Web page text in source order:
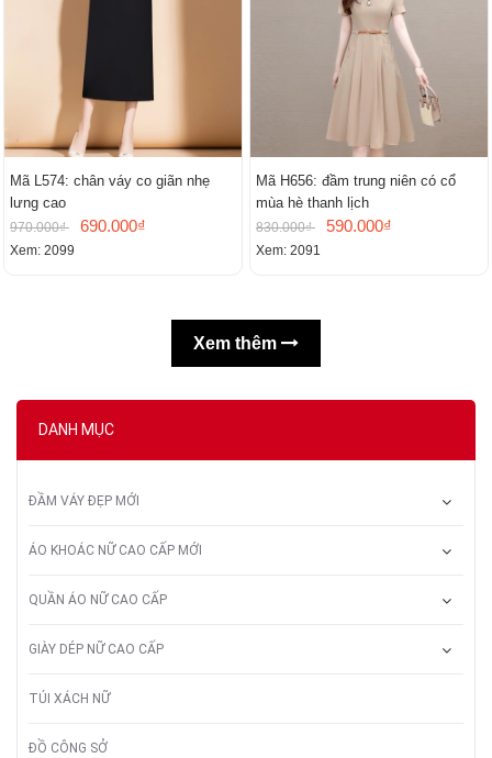
DANH MỤC
ĐẦM VÁY ĐẸP MỚI
ÁO KHOÁC NỮ CAO CẤP MỚI
QUẦN ÁO NỮ CAO CẤP
GIÀY DÉP NỮ CAO CẤP
TÚI XÁCH NỮ
ĐỒ CÔNG SỞ
Mã L574: chân váy co giãn nhẹ
lưng cao
970.000₫ 690.000₫
Xem: 2099
Mã H656: đầm trung niên có cổ
mùa hè thanh lịch
830.000₫ 590.000₫
Xem: 2091
Xem thêm